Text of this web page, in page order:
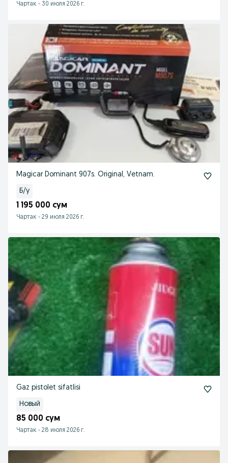
Чартак - 30 июля 2026 г.
Magicar Dominant 907s. Original, Vetnam.
Б/у
1 195 000 сум
Чартак - 29 июля 2026 г.
Gaz pistolet sifatlisi
Новый
85 000 сум
Чартак - 28 июля 2026 г.